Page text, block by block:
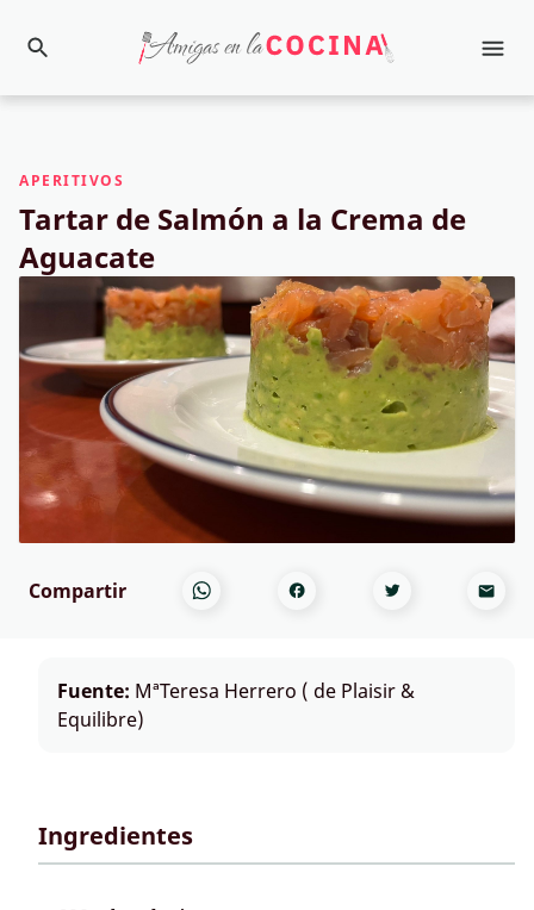
APERITIVOS
Tartar de Salmón a la Crema de
Aguacate
Compartir
Fuente: MªTeresa Herrero ( de Plaisir &
Equilibre)
Ingredientes